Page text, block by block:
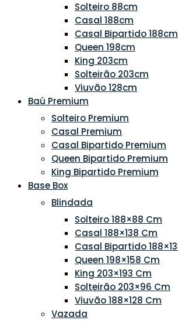
Solteiro 88cm
Casal 188cm
Casal Bipartido 188cm
Queen 198cm
King 203cm
Solteirão 203cm
Viuvão 128cm
Baú Premium
Solteiro Premium
Casal Premium
Casal Bipartido Premium
Queen Bipartido Premium
King Bipartido Premium
Base Box
Blindada
Solteiro 188×88 Cm
Casal 188×138 Cm
Casal Bipartido
Queen 198×158 Cm
King 203×193 Cm
Solteirão 203×96 Cm
Viuvão 188×128 Cm
Vazada